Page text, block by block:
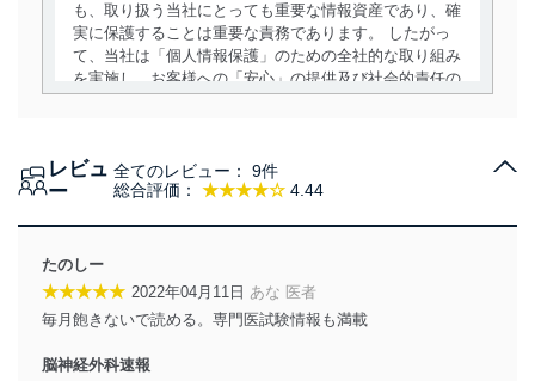
も、取り扱う当社にとっても重要な情報資産であり、確
実に保護することは重要な責務であります。 したがっ
て、当社は「個人情報保護」のための全社的な取り組み
を実施し、お客様への「安心」の提供及び社会的責任の
当社は、個人情報の取得・利用・提供に際して、その利
得・利用・提供を行います。また、当社が保有している
個人情報は、同意を得ずに目的外利用、第三者への提
供・開示は行いません。当社においてはこれらの取り組
みを確実にするため、従業者等の教育を徹底してまいり
措置を講じます。
レビュ
ー
総合評価： ★★★★☆ 4.44
全てのレビュー： 9件
たのしー
★★★★★ 2022年04月11日 あな 医者
毎月飽きないで読める。専門医試験情報も満載
脳神経外科速報